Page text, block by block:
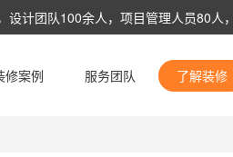
计团队100余人，项目管理人员80人
自定义链
修案例 服务团队 了解装修